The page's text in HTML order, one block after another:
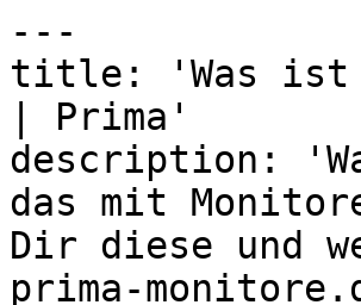
---
title: 'Was ist
| Prima'
description:
das mit
Dir diese und
prima-